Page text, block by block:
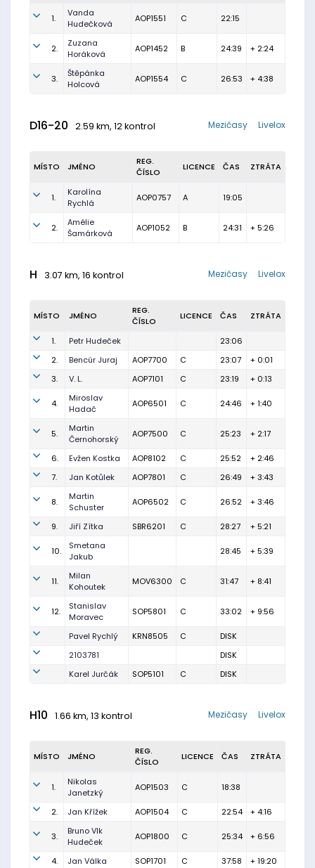
1.
Vanda
Hudečková
AOP1551 C 22:15
2.
Zuzana
Horáková
AOP1452 B 24:39 + 2:24
3.
Štěpánka
Holcová
AOP1554 C 26:53 + 4:38
D16-20 2.59 km, 12 kontrol Livelox
Mezičasy
MÍSTO JMÉNO
REG.
ČÍSLO
LICENCE ČAS ZTRÁTA
1.
Karolína
Rychlá
AOP0757 A 19:05
2.
Amélie
Šamárková
AOP1052 B 24:31 + 5:26
H 3.07 km, 16 kontrol Livelox
Mezičasy
MÍSTO JMÉNO
REG.
ČÍSLO
LICENCE ČAS ZTRÁTA
1. Petr Hudeček
23:06
2.
Bencúr Juraj AOP7700 C 23:07
+ 0:01
3.
V. L. AOP7101 C 23:19 + 0:13
4.
Miroslav
Hadač
AOP6501 C 24:46 + 1:40
5.
Martin
Černohorský
AOP7500 C 25:23 + 2:17
6. Evžen Kostka AOP8102 C 25:52
+ 2:46
7.
Jan Kotůlek AOP7801 C 26:49 + 3:43
8.
Martin
Schuster
AOP6502 C 26:52 + 3:46
9. Jiří Zítka SBR6201 C 28:27 + 5:21
10.
Smetana
Jakub
28:45 + 5:39
11.
Milan
Kohoutek
MOV6300 C 31:47 + 8:41
12.
Stanislav
Moravec
SOP5801 C 33:02 + 9:56
Pavel Rychlý KRN8505 C
DISK
2103781
DISK
Karel Jurčák
SOP5101 C DISK
H10 1.66 km, 13 kontrol Livelox
Mezičasy
MÍSTO JMÉNO
REG.
ČÍSLO
LICENCE ČAS ZTRÁTA
1.
Nikolas
Janetzký
AOP1503 C 18:38
2. Jan Křížek AOP1504 C 22:54 + 4:16
3.
Bruno Vlk
Hudeček
AOP1800 C 25:34 + 6:56
4. Jan Válka SOP1701 C 37:58
+ 19:20